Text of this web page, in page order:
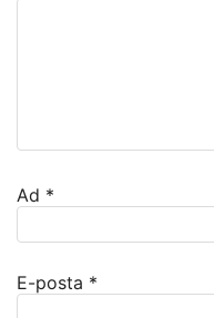
Ad *
E-posta *